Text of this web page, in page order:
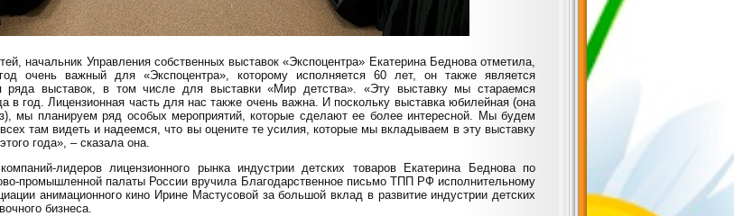
начальник Управления собственных выставок «Экспоцентра» Екатерина Беднова отметила,
очень важный для «Экспоцентра», которому исполняется 60 лет, он также является
выставок, в том числе для выставки «Мир детства». «Эту выставку мы стараемся
в год. Лицензионная часть для нас также очень важна. И поскольку выставка юбилейная (она
мы планируем ряд особых мероприятий, которые сделают ее более интересной. Мы будем
там видеть и надеемся, что вы оцените те усилия, которые мы вкладываем в эту выставку
года», – сказала она.
лидеров лицензионного рынка индустрии детских товаров Екатерина Беднова по
промышленной палаты России вручила Благодарственное письмо ТПП РФ исполнительному
анимационного кино Ирине Мастусовой за большой вклад в развитие индустрии детских
бизнеса.